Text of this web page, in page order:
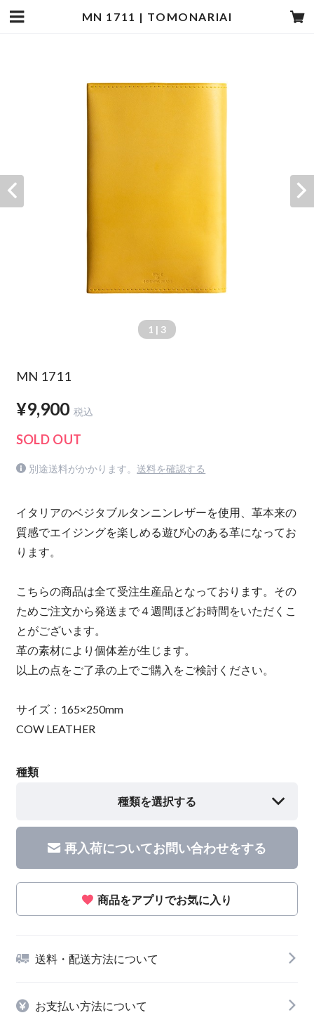
MN 1711 | TOMONARIAI
1 | 3
MN 1711
¥9,900 税込
SOLD OUT
別途送料がかかります。 送料を確認する
イタリアのベジタブルタンニンレザーを使用、革本来の
質感でエイジングを楽しめる遊び心のある革になってお
ります。
こちらの商品は全て受注生産品となっております。その
ためご注文から発送まで４週間ほどお時間をいただくこ
とがございます。
革の素材により個体差が生じます。
以上の点をご了承の上でご購入をご検討ください。
サイズ：165×250mm
COW LEATHER
種類
種類を選択する
再入荷についてお問い合わせをする
商品をアプリでお気に入り
送料・配送方法について
お支払い方法について